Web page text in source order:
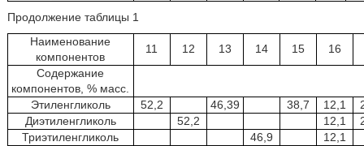
Продолжение таблицы 1
Наименование
компонентов
11 12 13 14 15
16
Содержание
компонентов, % масс.
Этиленгликоль
52,2 46,39 38,7 12,1
Диэтиленгликоль
52,2 12,1
Триэтиленгликоль
46,9
12,1